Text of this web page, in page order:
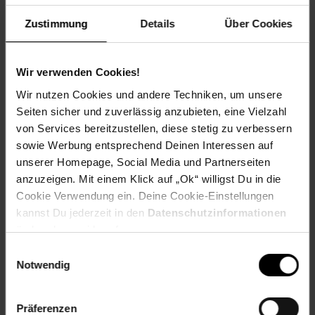
Zustimmung Details Über Cookies
Wir verwenden Cookies!
Wir nutzen Cookies und andere Techniken, um unsere
Seiten sicher und zuverlässig anzubieten, eine Vielzahl
von Services bereitzustellen, diese stetig zu verbessern
sowie Werbung entsprechend Deinen Interessen auf
unserer Homepage, Social Media und Partnerseiten
anzuzeigen. Mit einem Klick auf „Ok“ willigst Du in die
Cookie Verwendung ein. Deine Cookie-Einstellungen
kannst Du jederzeit in den Datenschutzinformationen
ändern bzw. widerrufen.
Notwendig
Präferenzen
EAN: 4262505160030
Artikel gehört zur Kategorie: Limo & Erfrischungsgetränke
Versandinformationen
Herstellerinformationen
Fußzeile
Weitere Online-Angebote
Netto Reisen Weinwelt